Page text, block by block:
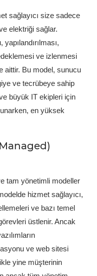
sağlayıcı size sadece
elektriği sağlar.
ve izlenmesi
aittir. Bu model, sunucu
ve tecrübeye sahip
büyük IT ekipleri için
en yüksek
tam yönetimli modeller
hizmet sağlayıcı,
ve bazı temel
üstlenir. Ancak
ve web sitesi
yine müşterinin